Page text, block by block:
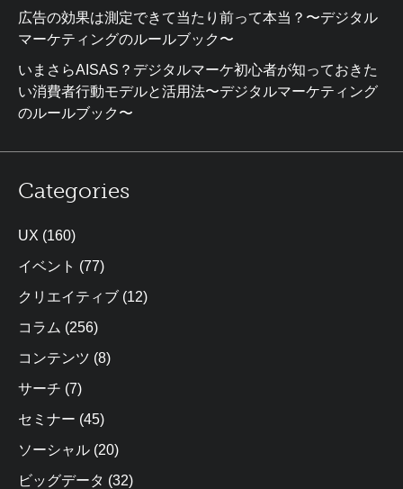
広告の効果は測定できて当たり前って本当？〜デジタル
マーケティングのルールブック〜
いまさらAISAS？デジタルマーケ初心者が知っておきた
い消費者行動モデルと活用法〜デジタルマーケティング
のルールブック〜
Categories
UX (160)
イベント (77)
クリエイティブ (12)
コラム (256)
コンテンツ (8)
サーチ (7)
セミナー (45)
ソーシャル (20)
ビッグデータ (32)